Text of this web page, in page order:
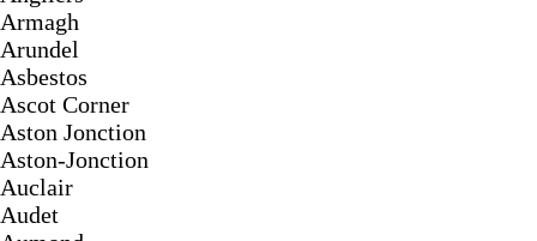
Armagh
Arundel
Asbestos
Ascot Corner
Aston Jonction
Aston-Jonction
Auclair
Audet